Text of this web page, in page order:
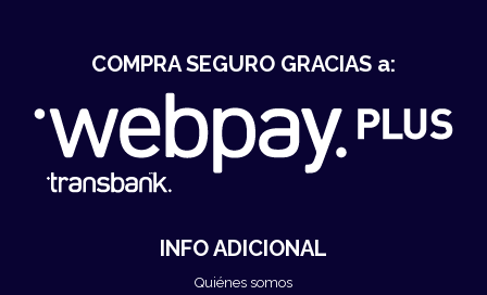
INFO ADICIONAL
Quiénes somos
COMPRA SEGURO GRACIAS a: